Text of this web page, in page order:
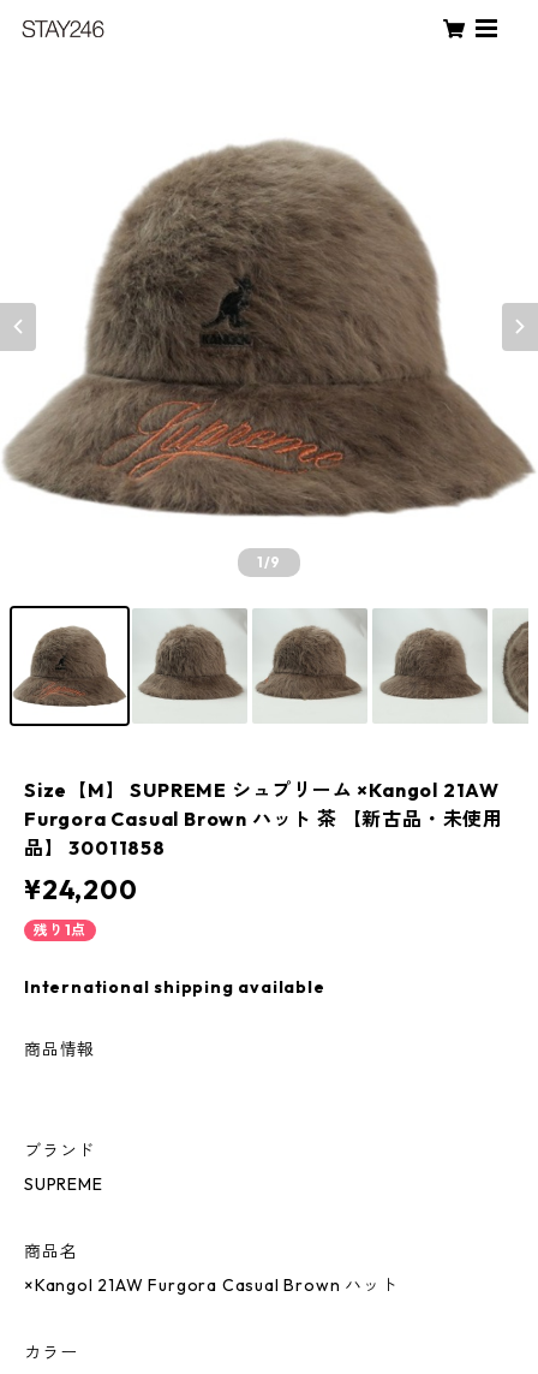
1/9
Size【M】 SUPREME シュプリーム ×Kangol 21AW
Furgora Casual Brown ハット 茶 【新古品・未使用
品】 30011858
¥24,200
残り1点
International shipping available
商品情報
ブランド
SUPREME
商品名
×Kangol 21AW Furgora Casual Brown ハット
カラー